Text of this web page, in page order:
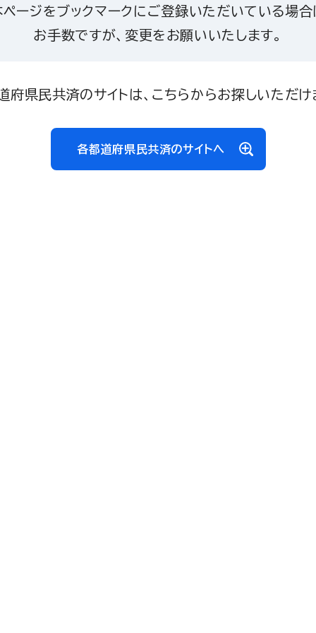
ページをブックマークにご登録いただいている場合
お手数ですが、変更をお願いいたします。
府県民共済のサイトは、こちらからお探しいただけ
各都道府県民共済のサイトへ